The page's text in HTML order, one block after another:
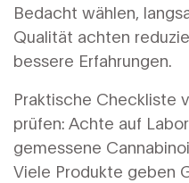
Bedacht wählen,
Qualität achten
bessere Erfahrungen.
Praktische Checkliste
prüfen: Achte auf
gemessene
Viele Produkte geben